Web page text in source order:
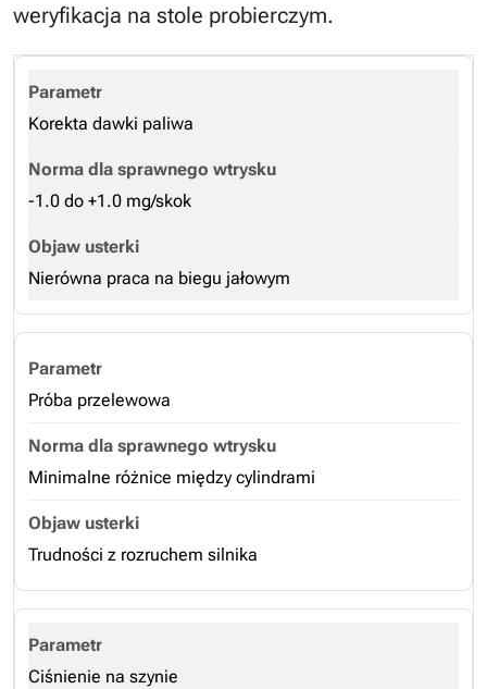
weryfikacja na stole probierczym.
Korekta dawki paliwa
-1.0 do +1.0 mg/skok
Nierówna praca na biegu jałowym
Próba przelewowa
Minimalne różnice między cylindrami
Trudności z rozruchem silnika
Ciśnienie na szynie